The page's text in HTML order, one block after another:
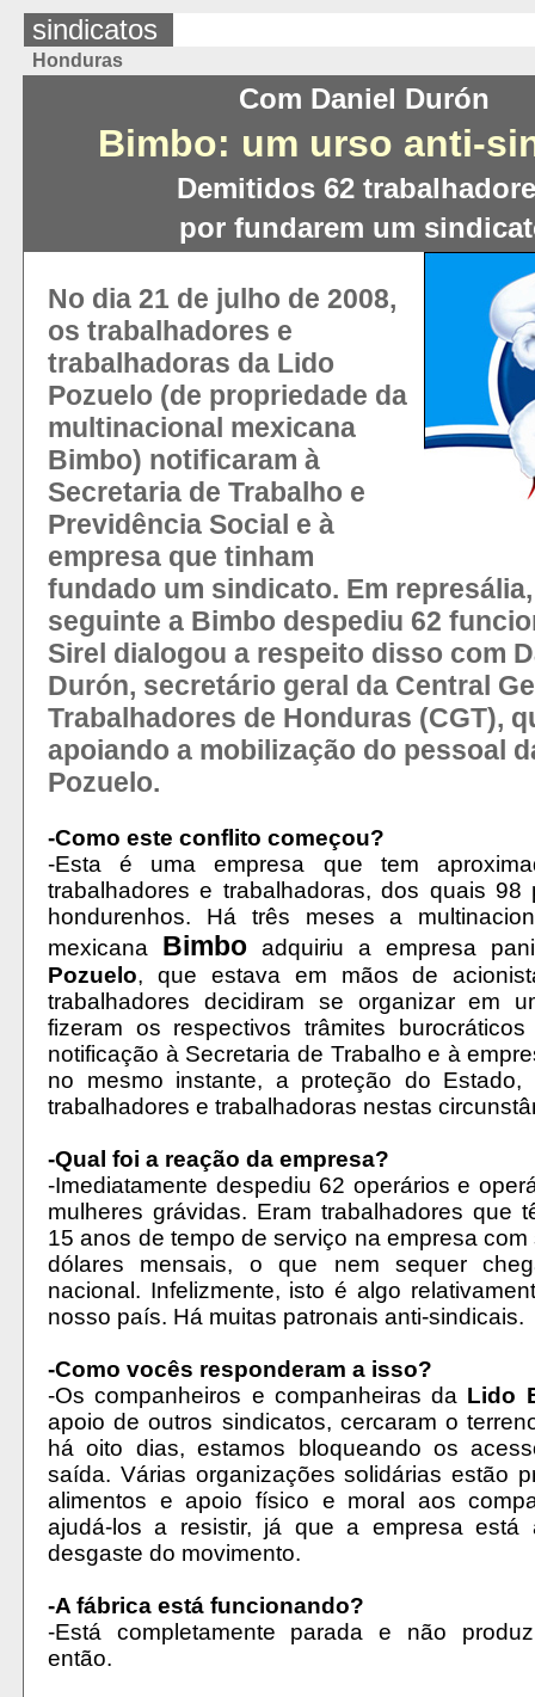
sindicatos
Honduras
Com Daniel Durón
Bimbo: um urso anti-
Demitidos 62
por fundarem um
No dia 21 de julho de 2008,
os trabalhadores e
trabalhadoras da Lido
Pozuelo (de propriedade da
multinacional mexicana
Bimbo) notificaram à
Secretaria de Trabalho e
Previdência Social e à
empresa que tinham
fundado um sindicato. Em
seguinte a Bimbo despediu 62
Sirel dialogou a respeito disso com
Durón, secretário geral da Central
Trabalhadores de Honduras (CGT),
apoiando a mobilização do pessoal
Pozuelo.
-Como este conflito começou?
-Esta é uma empresa que tem
trabalhadores e trabalhadoras, dos quais 98
hondurenhos. Há três meses a
mexicana Bimbo adquiriu a empresa
Pozuelo, que estava em mãos de
trabalhadores decidiram se organizar em
fizeram os respectivos trâmites
notificação à Secretaria de Trabalho e à
no mesmo instante, a proteção do Estado,
trabalhadores e trabalhadoras nestas
-Qual foi a reação da empresa?
-Imediatamente despediu 62 operários e
mulheres grávidas. Eram trabalhadores que
15 anos de tempo de serviço na empresa
dólares mensais, o que nem sequer
nacional. Infelizmente, isto é algo
nosso país. Há muitas patronais anti-sindicais.
-Como vocês responderam a isso?
-Os companheiros e companheiras da Lido
apoio de outros sindicatos, cercaram o
há oito dias, estamos bloqueando os
saída. Várias organizações solidárias estão
alimentos e apoio físico e moral aos
ajudá-los a resistir, já que a empresa está
desgaste do movimento.
-A fábrica está funcionando?
-Está completamente parada e não
então.